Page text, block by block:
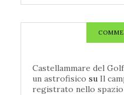
Castellammare del
un astrofisico su Il
registrato nello spazio